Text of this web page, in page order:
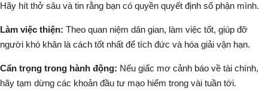
Hãy hít thở sâu và tin rằng bạn có quyền quyết định số phận mình.
Làm việc thiện: Theo quan niệm dân gian, làm việc tốt, giúp đỡ
người khó khăn là cách tốt nhất để tích đức và hóa giải vận hạn.
Cẩn trọng trong hành động: Nếu giấc mơ cảnh báo về tài chính,
hãy tạm dừng các khoản đầu tư mạo hiểm trong vài tuần tới.